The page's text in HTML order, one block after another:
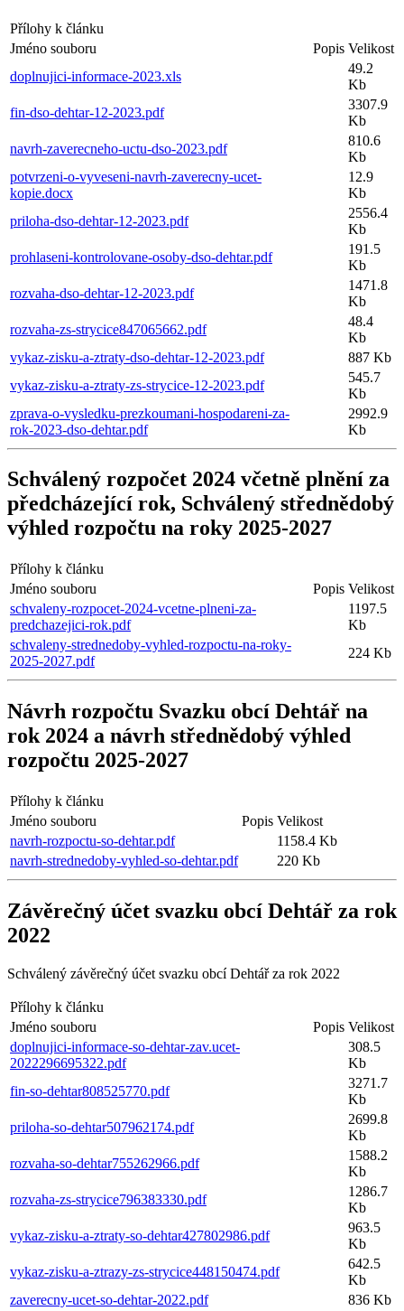
Přílohy k článku
Jméno souboru
Popis Velikost
doplnujici-informace-2023.xls
49.2
Kb
fin-dso-dehtar-12-2023.pdf
3307.9
Kb
navrh-zaverecneho-uctu-dso-2023.pdf
810.6
Kb
potvrzeni-o-vyveseni-navrh-zaverecny-ucet-
kopie.docx
12.9
Kb
priloha-dso-dehtar-12-2023.pdf
2556.4
Kb
prohlaseni-kontrolovane-osoby-dso-dehtar.pdf
191.5
Kb
rozvaha-dso-dehtar-12-2023.pdf
1471.8
Kb
rozvaha-zs-strycice847065662.pdf
48.4
Kb
vykaz-zisku-a-ztraty-dso-dehtar-12-2023.pdf
887 Kb
vykaz-zisku-a-ztraty-zs-strycice-12-2023.pdf
545.7
Kb
zprava-o-vysledku-prezkoumani-hospodareni-za-
rok-2023-dso-dehtar.pdf
2992.9
Kb
Schválený rozpočet 2024 včetně plnění za
předcházející rok, Schválený střednědobý
výhled rozpočtu na roky 2025-2027
Přílohy k článku
Jméno souboru
Popis Velikost
schvaleny-rozpocet-2024-vcetne-plneni-za-
predchazejici-rok.pdf
1197.5
Kb
schvaleny-strednedoby-vyhled-rozpoctu-na-roky-
2025-2027.pdf
224 Kb
Návrh rozpočtu Svazku obcí Dehtář na
rok 2024 a návrh střednědobý výhled
rozpočtu 2025-2027
Přílohy k článku
Jméno souboru
Popis Velikost
navrh-rozpoctu-so-dehtar.pdf
1158.4 Kb
navrh-strednedoby-vyhled-so-dehtar.pdf
220 Kb
Závěrečný účet svazku obcí Dehtář za rok
2022
Schválený závěrečný účet svazku obcí Dehtář za rok 2022
Přílohy k článku
Jméno souboru
Popis Velikost
doplnujici-informace-so-dehtar-zav.ucet-
2022296695322.pdf
308.5
Kb
fin-so-dehtar808525770.pdf
3271.7
Kb
priloha-so-dehtar507962174.pdf
2699.8
Kb
rozvaha-so-dehtar755262966.pdf
1588.2
Kb
rozvaha-zs-strycice796383330.pdf
1286.7
Kb
vykaz-zisku-a-ztraty-so-dehtar427802986.pdf
963.5
Kb
vykaz-zisku-a-ztrazy-zs-strycice448150474.pdf
642.5
Kb
zaverecny-ucet-so-dehtar-2022.pdf
836 Kb